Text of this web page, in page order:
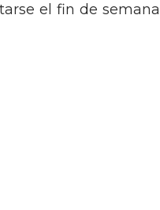
el fin de semana